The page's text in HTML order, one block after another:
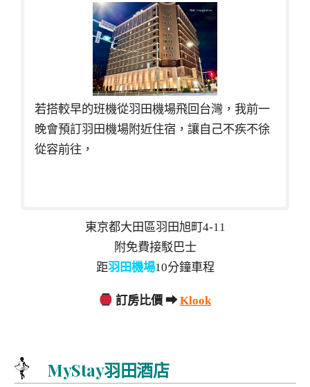
若搭較早的班機從羽田機場飛回台灣，我前一
晚會預訂羽田機場附近住宿，讓自己不疾不徐
從容前往，
東京都大田區羽田旭町4-11
附免費接駁巴士
距羽田機場10分鐘車程
訂房比價 ➡Klook
MyStay羽田酒店